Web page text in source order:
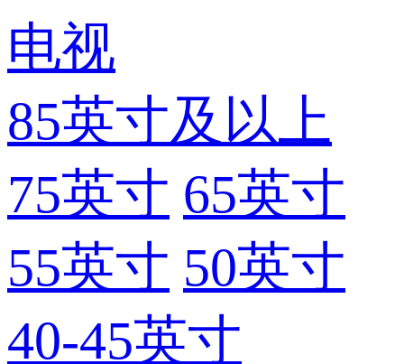
电视
85英寸及以上
75英寸 65英寸
55英寸 50英寸
40-45英寸